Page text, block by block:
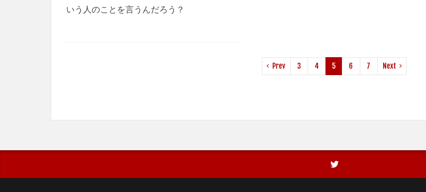
いう人のことを言うんだろう？
Prev 3 4 5 6 7 Next